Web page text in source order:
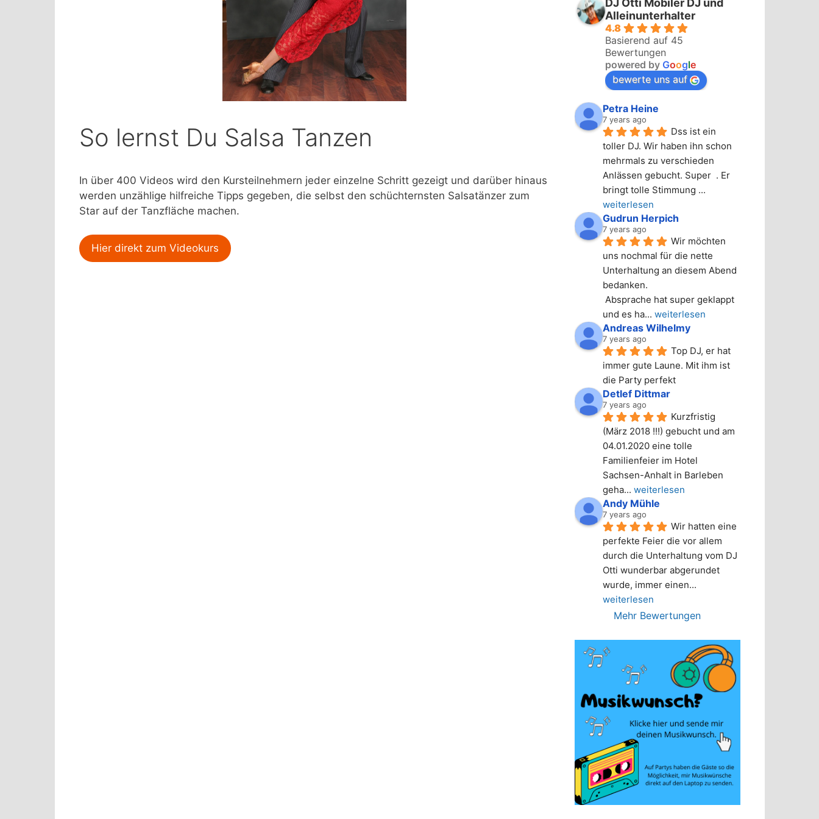
So lernst Du Salsa Tanzen
In über 400 Videos wird den Kursteilnehmern jeder einzelne Schritt gezeigt und darüber hinaus
werden unzählige hilfreiche Tipps gegeben, die selbst den schüchternsten Salsatänzer zum
Star auf der Tanzfläche machen.
Hier direkt zum Videokurs
DJ Otti Mobiler DJ und
Alleinunterhalter
4.8
Basierend auf 45
Bewertungen
powered by Google
bewerte uns auf
Petra Heine
7 years ago
Dss ist ein
toller DJ. Wir haben ihn schon
mehrmals zu verschieden
Anlässen gebucht. Super  . Er
bringt tolle Stimmung
weiterlesen
Gudrun Herpich
7 years ago
Wir möchten
uns nochmal für die nette
Unterhaltung an diesem Abend
bedanken.
Absprache hat super geklappt
und es ha... weiterlesen
Andreas Wilhelmy
7 years ago
Top DJ, er hat
immer gute Laune. Mit ihm ist
die Party perfekt
Detlef Dittmar
7 years ago
Kurzfristig
(März 2018 !!!) gebucht und am
04.01.2020 eine tolle
Familienfeier im Hotel
Sachsen-Anhalt in Barleben
geha... weiterlesen
Andy Mühle
7 years ago
Wir hatten eine
perfekte Feier die vor allem
durch die Unterhaltung vom DJ
Otti wunderbar abgerundet
wurde, immer einen
weiterlesen
Mehr Bewertungen